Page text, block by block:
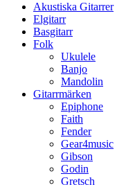
Akustiska Gitarrer
Elgitarr
Basgitarr
Folk
Ukulele
Banjo
Mandolin
Gitarrmärken
Epiphone
Faith
Fender
Gear4music
Gibson
Godin
Gretsch